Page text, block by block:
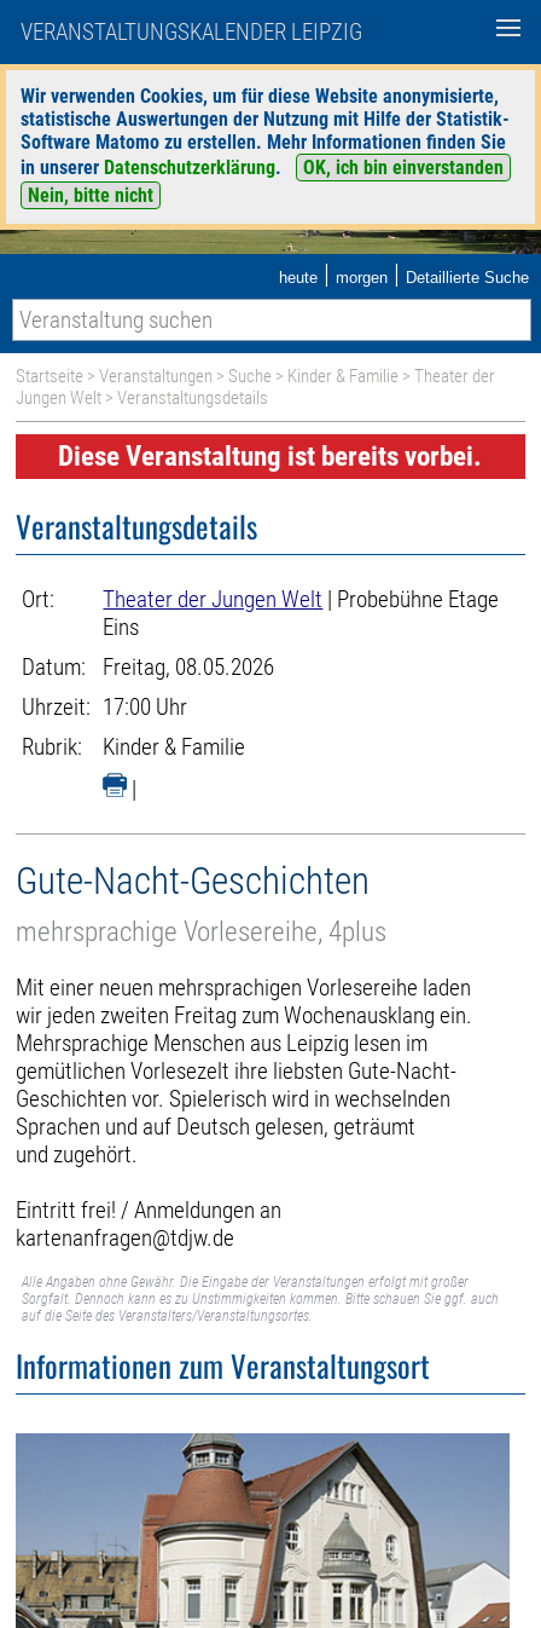
VERANSTALTUNGSKALENDER LEIPZIG
Wir verwenden Cookies, um für diese Website anonymisierte,
statistische Auswertungen der Nutzung mit Hilfe der Statistik-
Software Matomo zu erstellen. Mehr Informationen finden Sie
in unserer Datenschutzerklärung.
OK, ich bin einverstanden
Nein, bitte nicht
heute | morgen | Detaillierte Suche
Startseite >Veranstaltungen > Suche > Kinder & Familie >Theater der
Jungen Welt > Veranstaltungsdetails
Diese Veranstaltung ist bereits vorbei.
Veranstaltungsdetails
Ort: Theater der Jungen Welt | Probebühne Etage
Eins
Datum:
Freitag, 08.05.2026
Uhrzeit: 17:00 Uhr
Rubrik:
Kinder & Familie
|
Gute-Nacht-Geschichten
mehrsprachige Vorlesereihe, 4plus
Mit einer neuen mehrsprachigen Vorlesereihe laden
wir jeden zweiten Freitag zum Wochenausklang ein.
Mehrsprachige Menschen aus Leipzig lesen im
gemütlichen Vorlesezelt ihre liebsten Gute-Nacht-
Geschichten vor. Spielerisch wird in wechselnden
Sprachen und auf Deutsch gelesen, geträumt
und zugehört.
Eintritt frei! / Anmeldungen an
kartenanfragen@tdjw.de
Alle Angaben ohne Gewähr. Die Eingabe der Veranstaltungen erfolgt mit großer
Sorgfalt. Dennoch kann es zu Unstimmigkeiten kommen. Bitte schauen Sie ggf. auch
auf die Seite des Veranstalters/Veranstaltungsortes.
Informationen zum Veranstaltungsort